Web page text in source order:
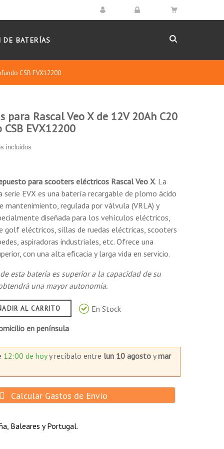
DE BATERÍAS
CSB EVX12200
para Rascal Veo X de 12V 20Ah C20
EVX12200
incluidos
para scooters eléctricos Rascal Veo X. La
serie EVX es una batería recargable de plomo ácido
mantenimiento, regulada por válvula (VRLA) y
diseñada para los vehículos eléctricos,
golf eléctricos, sillas de ruedas eléctricas, scooters
aspiradoras industriales, etc. Ofrece una
con una alta eficacia y larga vida en servicio.
esta batería es superior a la capacidad de su
una mayor autonomía.
AL CARRITO
En Stock
en península
12:00 de hoyy recíbalo entre lun 10 agostoymar
Calcular Gastos de Envío
Baleares y Portugal.
afectadas.